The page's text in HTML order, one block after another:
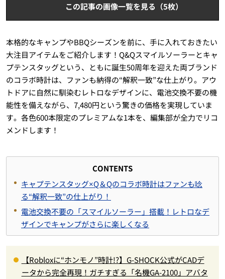
この記事の画像一覧を見る（5枚）
本格的なキャンプやBBQシーズンを前に、手に入れておきたい
大注目アイテムをご紹介します！Q&Qスマイルソーラーとキャ
プテンスタッグという、ともに誕生50周年を迎えた両ブランド
のコラボ時計は、ファンも納得の“解釈一致”な仕上がり。アウ
トドアに自然に馴染むレトロなデザインに、電池交換不要の機
能性を備えながら、7,480円という驚きの価格を実現していま
す。各色600本限定のプレミアムな1本を、編集部が全力でリコ
メンドします！
CONTENTS
キャプテンスタッグ×Q＆Qのコラボ時計はファンも唸
る“解釈一致”の仕上がり！
電池交換不要の「スマイルソーラー」搭載！レトロなデ
ザインでキャンプがさらに楽しくなる
【Robloxに“ホンモノ”時計!?】G-SHOCK公式がCADデ
ータから完全再現！ガチすぎる「名機GA-2100」アバタ